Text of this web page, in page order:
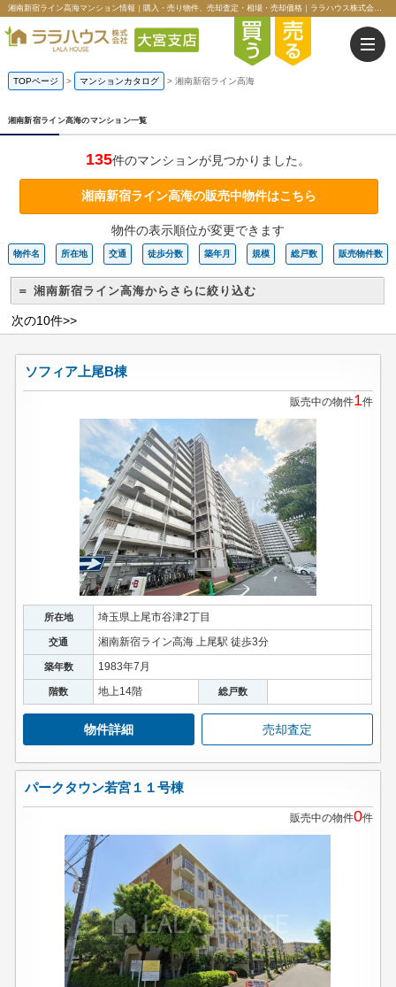
湘南新宿ライン高海マンション情報｜購入・売り物件、売却査定・相場・売却価格｜ララハウス株式会社大宮支店
TOPページ > マンションカタログ > 湘南新宿ライン高海
湘南新宿ライン高海のマンション一覧
135件のマンションが見つかりました。
湘南新宿ライン高海の販売中物件はこちら
物件の表示順位が変更できます
物件名 所在地 交通 徒歩分数 築年月 規模 総戸数 販売物件数
＝ 湘南新宿ライン高海からさらに絞り込む
次の10件>>
ソフィア上尾B棟
販売中の物件1件
所在地 埼玉県上尾市谷津2丁目
交通 湘南新宿ライン高海 上尾駅 徒歩3分
築年数 1983年7月
階数 地上14階 総戸数
物件詳細 売却査定
パークタウン若宮１１号棟
販売中の物件0件